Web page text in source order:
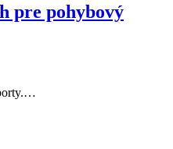
pre pohybový